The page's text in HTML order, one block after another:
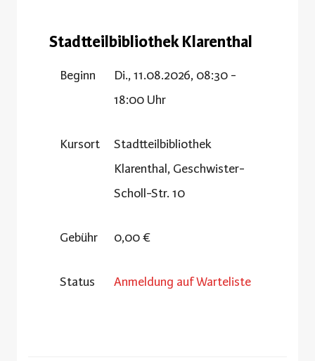
Stadtteilbibliothek Klarenthal
Beginn
Di., 11.08.2026, 08:30 -
18:00 Uhr
Kursort
Stadtteilbibliothek
Klarenthal, Geschwister-
Scholl-Str. 10
Gebühr 0,00 €
Status Anmeldung auf Warteliste